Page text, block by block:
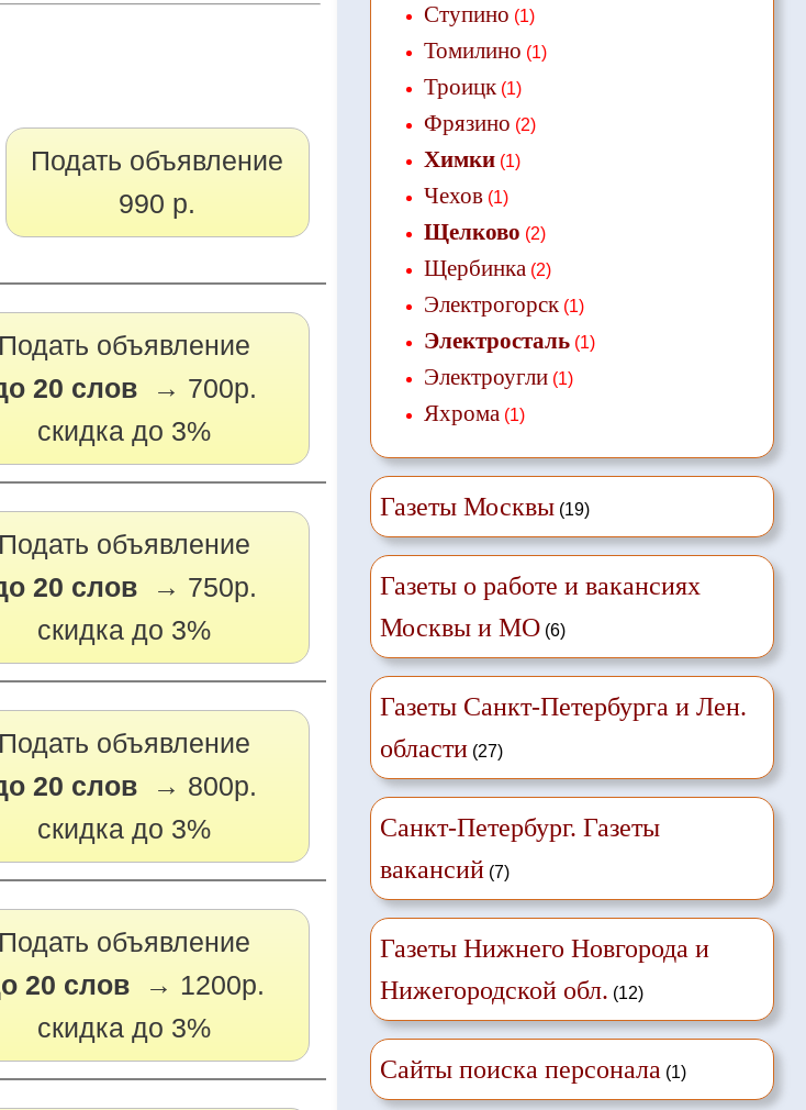
Подать объявление
990 р.
Подать объявление
20 слов → 700р.
скидка до 3%
Подать объявление
20 слов → 750р.
скидка до 3%
Подать объявление
20 слов → 800р.
скидка до 3%
Подать объявление
20 слов → 1200р.
скидка до 3%
Ступино (1)
Томилино (1)
Троицк(1)
Фрязино (2)
Химки(1)
Чехов(1)
Щелково (2)
Щербинка(2)
Электрогорск(1)
Электросталь(1)
Электроугли(1)
Яхрома(1)
Газеты Москвы(19)
Газеты о работе и вакансиях
Москвы и МО(6)
Газеты Санкт-Петербурга и Лен.
области(27)
Санкт-Петербург. Газеты
вакансий(7)
Газеты Нижнего Новгорода и
Нижегородской обл. (12)
Сайты поиска персонала(1)